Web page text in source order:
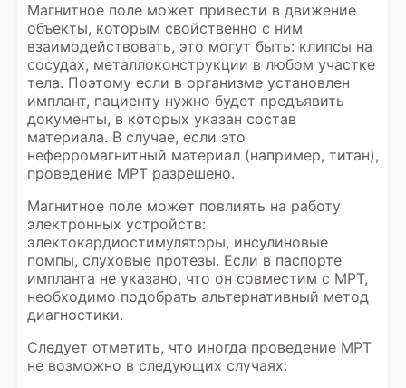
Магнитное поле может привести в движение
объекты, которым свойственно с ним
взаимодействовать, это могут быть: клипсы на
сосудах, металлоконструкции в любом участке
тела. Поэтому если в организме установлен
имплант, пациенту нужно будет предъявить
документы, в которых указан состав
материала. В случае, если это
неферромагнитный материал (например, титан),
проведение МРТ разрешено.
Магнитное поле может повлиять на работу
электронных устройств:
электокардиостимуляторы, инсулиновые
помпы, слуховые протезы. Если в паспорте
импланта не указано, что он совместим с МРТ,
необходимо подобрать альтернативный метод
диагностики.
Следует отметить, что иногда проведение МРТ
не возможно в следующих случаях: